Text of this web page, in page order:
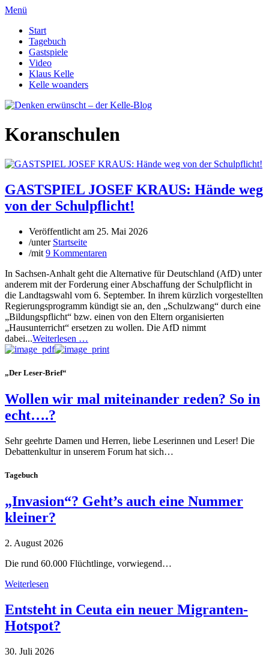
Menü
Start
Tagebuch
Gastspiele
Video
Klaus Kelle
Kelle woanders
Koranschulen
GASTSPIEL JOSEF KRAUS: Hände weg
von der Schulpflicht!
Veröffentlicht am 25. Mai 2026
/unter Startseite
/mit 9 Kommentaren
In Sachsen-Anhalt geht die Alternative für Deutschland (AfD) unter
anderem mit der Forderung einer Abschaffung der Schulpflicht in
die Landtagswahl vom 6. September. In ihrem kürzlich vorgestellten
Regierungsprogramm kündigt sie an, den „Schulzwang“ durch eine
„Bildungspflicht“ bzw. einen von den Eltern organisierten
„Hausunterricht“ ersetzen zu wollen. Die AfD nimmt
dabei...Weiterlesen …
„Der Leser-Brief“
Wollen wir mal miteinander reden? So in
echt….?
Sehr geehrte Damen und Herren, liebe Leserinnen und Leser! Die
Debattenkultur in unserem Forum hat sich…
Tagebuch
„Invasion“? Geht’s auch eine Nummer
kleiner?
2. August 2026
Die rund 60.000 Flüchtlinge, vorwiegend…
Weiterlesen
Entsteht in Ceuta ein neuer Migranten-
Hotspot?
30. Juli 2026